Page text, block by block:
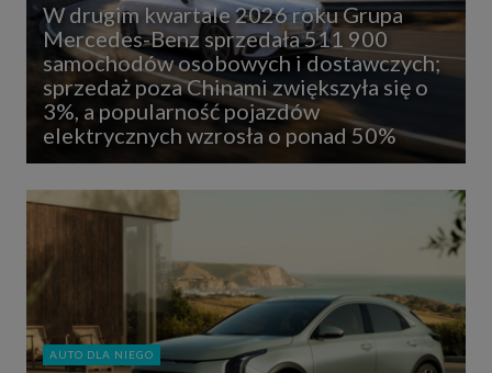
W drugim kwartale 2026 roku Grupa
Mercedes-Benz sprzedała 511 900
samochodów osobowych i dostawczych;
sprzedaż poza Chinami zwiększyła się o
3%, a popularność pojazdów
elektrycznych wzrosła o ponad 50%
AUTO DLA NIEGO